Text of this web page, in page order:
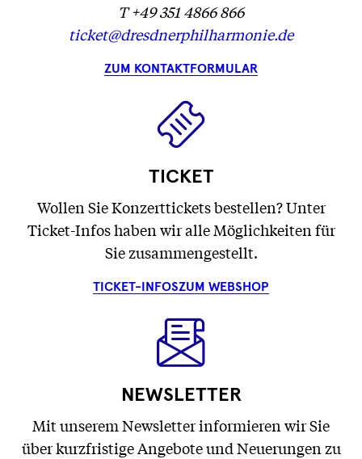
T +49 351 4866 866
ticket@dresdnerphilharmonie.de
ZUM KONTAKTFORMULAR
TICKET
Wollen Sie Konzerttickets bestellen? Unter
Ticket-Infos haben wir alle Möglichkeiten für
Sie zusammengestellt.
TICKET-INFOSZUM WEBSHOP
NEWSLETTER
Mit unserem Newsletter informieren wir Sie
über kurzfristige Angebote und Neuerungen zu